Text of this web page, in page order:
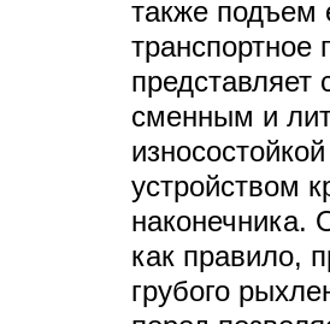
также подъем
представляет
сменным и
устройством
наконечника.
как правило,
грубого